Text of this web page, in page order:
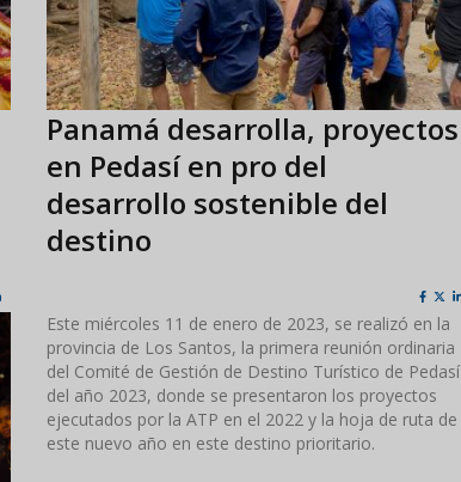
Panamá desarrolla, proyectos
en Pedasí en pro del
desarrollo sostenible del
destino
Este miércoles 11 de enero de 2023, se realizó en la
provincia de Los Santos, la primera reunión ordinaria
del Comité de Gestión de Destino Turístico de Pedasí
del año 2023, donde se presentaron los proyectos
ejecutados por la ATP en el 2022 y la hoja de ruta de
este nuevo año en este destino prioritario.